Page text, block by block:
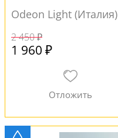
Odeon Light (Италия)
2 450 ₽
1 960 ₽